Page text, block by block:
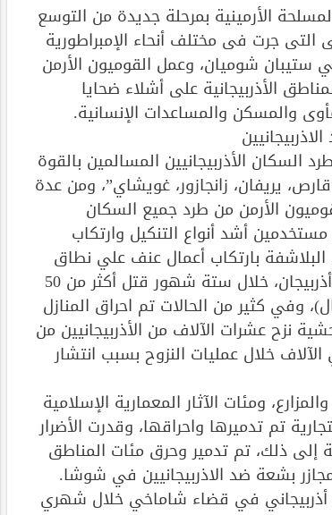
الروسية عام 1917، بدأت الجماعات المسلحة الأرمينية بمرحلة جديدة من التوسع
التى جرت فى مختلف أنحاء الإمبراطورية
ستيبان شوميان، وعمل القوميون الأرمن
الأذربيجانية على أشلاء ضحايا
والمسكن والمساعدات الإنسانية.
الأرمينية بطرد السكان الأذربيجانيين المسالمين بالقوة
يريفان، زانجازور، غويشاي”، ومن عدة
الأرمن من طرد جميع السكان
أشد أنواع التنكيل وارتكاب
شهري مارس ويوليو 1918، قام الأرمن البلاشفة بارتكاب أعمال عنف علي نطاق
واسع بهدف ترهيب السكان الأذربيجانيين المسالمين فى جميع أنحاء أذربيجان، خلال ستة شهور قتل أكثر من 50
وفي كثير من الحالات تم احراق المنازل
نزح عشرات الآلاف من الأذربيجانيين من
خلال عمليات النزوح بسبب انتشار
ومئات الآثار المعمارية الإسلامية
تم تدميرها واحراقها، وقدرت الأضرار
إلى ذلك، تم تدمير وحرق مئات المناطق
قرية في قراباغ وارتكبت مجازر بشعة ضد الاذربيجانيين في شوشا.
من 10 ألف أذربيجاني في قضاء زنكزور و أكثر من 18 ألف أذربيجاني في قضاء شاماخي خلال شهري